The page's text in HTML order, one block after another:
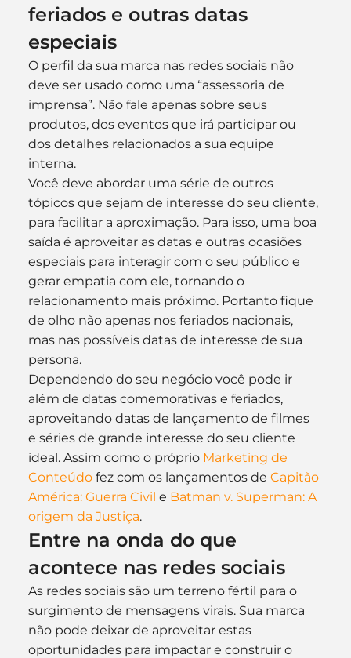
feriados e outras datas
especiais
O perfil da sua marca nas redes sociais não
deve ser usado como uma “assessoria de
imprensa”. Não fale apenas sobre seus
produtos, dos eventos que irá participar ou
dos detalhes relacionados a sua equipe
interna.
Você deve abordar uma série de outros
tópicos que sejam de interesse do seu cliente,
para facilitar a aproximação. Para isso, uma boa
saída é aproveitar as datas e outras ocasiões
especiais para interagir com o seu público e
gerar empatia com ele, tornando o
relacionamento mais próximo. Portanto fique
de olho não apenas nos feriados nacionais,
mas nas possíveis datas de interesse de sua
persona.
Dependendo do seu negócio você pode ir
além de datas comemorativas e feriados,
aproveitando datas de lançamento de filmes
e séries de grande interesse do seu cliente
ideal. Assim como o próprio Marketing de
Conteúdo fez com os lançamentos de Capitão
América: Guerra Civil e Batman v. Superman: A
origem da Justiça.
Entre na onda do que
acontece nas redes sociais
As redes sociais são um terreno fértil para o
surgimento de mensagens virais. Sua marca
não pode deixar de aproveitar estas
oportunidades para impactar e construir o